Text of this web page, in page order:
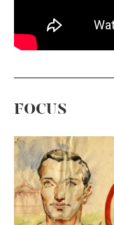
FOCUS